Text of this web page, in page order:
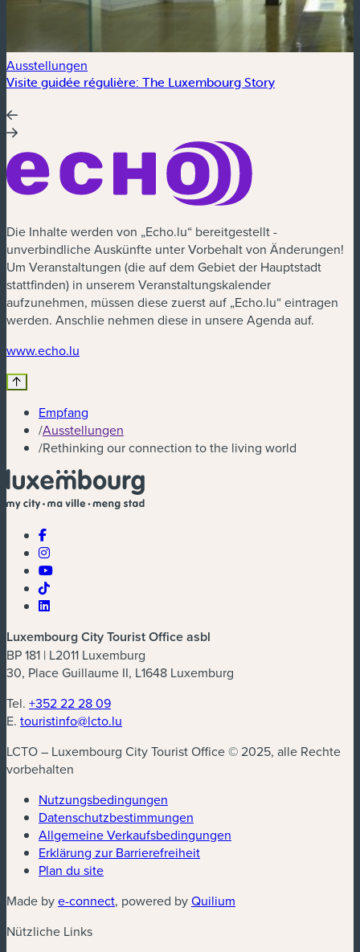
Ausstellungen
Visite guidée régulière: The Luxembourg Story
Die Inhalte werden von „Echo.lu“ bereitgestellt -
unverbindliche Auskünfte unter Vorbehalt von Änderungen!
Um Veranstaltungen (die auf dem Gebiet der Hauptstadt
stattfinden) in unserem Veranstaltungskalender
aufzunehmen, müssen diese zuerst auf „Echo.lu“ eintragen
werden. Anschlie nehmen diese in unsere Agenda auf.
www.echo.lu
Empfang
/Ausstellungen
/Rethinking our connection to the living world
Luxembourg City Tourist Office asbl
BP 181 | L2011 Luxemburg
30, Place Guillaume II, L1648 Luxemburg
Tel. +352 22 28 09
E. touristinfo@lcto.lu
LCTO – Luxembourg City Tourist Office © 2025, alle Rechte
vorbehalten
Nutzungsbedingungen
Datenschutzbestimmungen
Allgemeine Verkaufsbedingungen
Erklärung zur Barrierefreiheit
Plan du site
Made bye-connect, powered byQuilium
Nützliche Links